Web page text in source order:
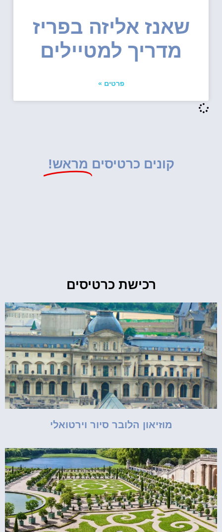
שאנז אליזה בפריז
מדריך למטיילים
פרטים »
קונים כרטיסים מראש!
רכישת כרטיסים
מוזיאון הלובר סיור וירטואלי